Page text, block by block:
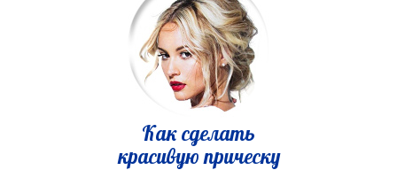
Как сделать
красивую прическу